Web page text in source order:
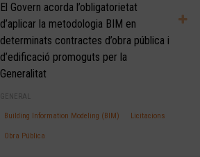
El Govern acorda l’obligatorietat
d’aplicar la metodologia BIM en
determinats contractes d’obra pública i
d’edificació promoguts per la
Generalitat
GENERAL
Building Information Modeling (BIM) Licitacions
Obra Pública